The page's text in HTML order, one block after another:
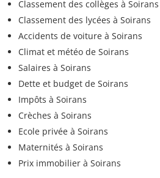
N,N-Dimet-
tolylsulphamid
<0,020 µg/L
Diméthénamide <0,020 µg/L
Diméthomorphe <0,020 µg/L
Dinocap
Dinoseb <0,020 µg/L
Classement des collèges à Soirans
Classement des lycées à Soirans
Accidents de voiture à Soirans
Climat et météo de Soirans
Salaires à Soirans
Dette et budget de Soirans
Impôts à Soirans
Crèches à Soirans
Ecole privée à Soirans
Maternités à Soirans
Prix immobilier à Soirans